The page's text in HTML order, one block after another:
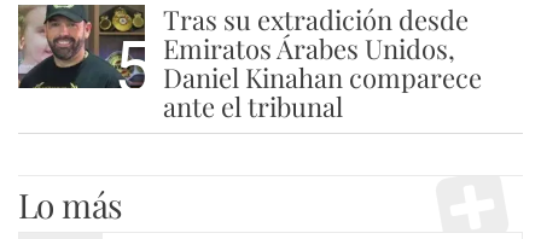
5
Tras su extradición desde
Emiratos Árabes Unidos,
Daniel Kinahan comparece
ante el tribunal
Lo más